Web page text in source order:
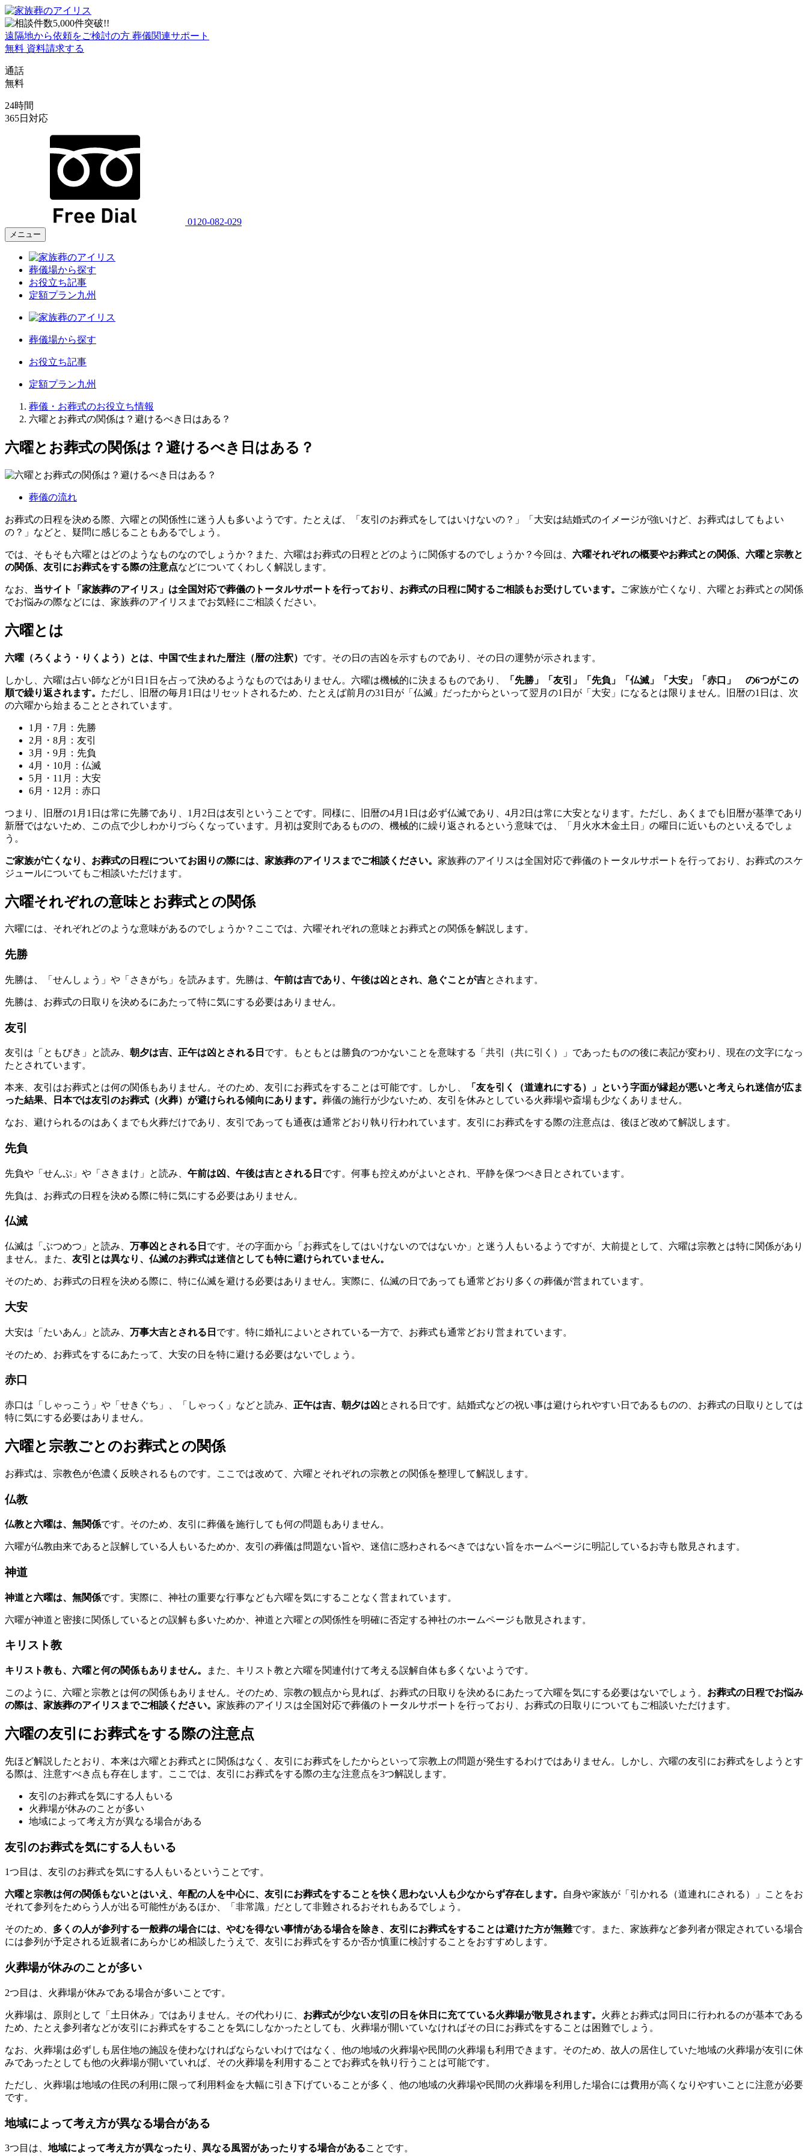
遠隔地から依頼をご検討の方 葬儀関連サポート
無料 資料請求する
通話
無料
24時間
365日対応
0120-082-029
メニュー
葬儀場から探す
お役立ち記事
定額プラン九州
葬儀場から探す
お役立ち記事
定額プラン九州
葬儀・お葬式のお役立ち情報
六曜とお葬式の関係は？避けるべき日はある？
六曜とお葬式の関係は？避けるべき日はある？
葬儀の流れ
お葬式の日程を決める際、六曜との関係性に迷う人も多いようです。たとえば、「友引のお葬式をしてはいけないの？」「大安は結婚式のイメージが強いけど、お葬式はしてもよい
の？」などと、疑問に感じることもあるでしょう。
では、そもそも六曜とはどのようなものなのでしょうか？また、六曜はお葬式の日程とどのように関係するのでしょうか？今回は、 六曜それぞれの概要やお葬式との関係、六曜と宗教と
の関係、友引にお葬式をする際の注意点などについてくわしく解説します。
なお、 当サイト「家族葬のアイリス」は全国対応で葬儀のトータルサポートを行っており、お葬式の日程に関するご相談もお受けしています。
ご家族が亡くなり、六曜とお葬式との関係
でお悩みの際などには、家族葬のアイリスまでお気軽にご相談ください。
六曜とは
六曜（ろくよう・りくよう）とは、中国で生まれた暦注（暦の注釈） です。その日の吉凶を示すものであり、その日の運勢が示されます。
しかし、六曜は占い師などが1日1日を占って決めるようなものではありません。六曜は機械的に決まるものであり、
「先勝」「友引」「先負」「仏滅」「大安」「赤口」 の6つがこの
順で繰り返されます。 ただし、旧暦の毎月1日はリセットされるため、たとえば前月の31日が「仏滅」だったからといって翌月の1日が「大安」になるとは限りません。旧暦の1日は、次
の六曜から始まることとされています。
1月・7月：先勝
2月・8月：友引
3月・9月：先負
4月・10月：仏滅
5月・11月：大安
6月・12月：赤口
つまり、旧暦の1月1日は常に先勝であり、1月2日は友引ということです。同様に、旧暦の4月1日は必ず仏滅であり、4月2日は常に大安となります。ただし、あくまでも旧暦が基準であり
新暦ではないため、この点で少しわかりづらくなっています。月初は変則であるものの、機械的に繰り返されるという意味では、「月火水木金土日」の曜日に近いものといえるでしょ
う。
ご家族が亡くなり、お葬式の日程についてお困りの際には、家族葬のアイリスまでご相談ください。 家族葬のアイリスは全国対応で葬儀のトータルサポートを行っており、お葬式のスケ
ジュールについてもご相談いただけます。
六曜それぞれの意味とお葬式との関係
六曜には、それぞれどのような意味があるのでしょうか？ここでは、六曜それぞれの意味とお葬式との関係を解説します。
先勝
先勝は、「せんしょう」や「さきがち」を読みます。先勝は、 午前は吉であり、午後は凶とされ、急ぐことが吉とされます。
先勝は、お葬式の日取りを決めるにあたって特に気にする必要はありません。
友引
友引は「ともびき」と読み、 朝夕は吉、正午は凶とされる日 です。もともとは勝負のつかないことを意味する「共引（共に引く）」であったものの後に表記が変わり、現在の文字になっ
たとされています。
本来、友引はお葬式とは何の関係もありません。そのため、友引にお葬式をすることは可能です。しかし、
「友を引く（道連れにする）」という字面が縁起が悪いと考えられ迷信が広ま
った結果、日本では友引のお葬式（火葬）が避けられる傾向にあります。 葬儀の施行が少ないため、友引を休みとしている火葬場や斎場も少なくありません。
なお、避けられるのはあくまでも火葬だけであり、友引であっても通夜は通常どおり執り行われています。友引にお葬式をする際の注意点は、後ほど改めて解説します。
先負
先負や「せんぷ」や「さきまけ」と読み、 午前は凶、午後は吉とされる日 です。何事も控えめがよいとされ、平静を保つべき日とされています。
先負は、お葬式の日程を決める際に特に気にする必要はありません。
仏滅
仏滅は「ぶつめつ」と読み、 万事凶とされる日 です。その字面から「お葬式をしてはいけないのではないか」と迷う人もいるようですが、大前提として、六曜は宗教とは特に関係があり
ません。また、 友引とは異なり、仏滅のお葬式は迷信としても特に避けられていません。
そのため、お葬式の日程を決める際に、特に仏滅を避ける必要はありません。実際に、仏滅の日であっても通常どおり多くの葬儀が営まれています。
大安
大安は「たいあん」と読み、 万事大吉とされる日 です。特に婚礼によいとされている一方で、お葬式も通常どおり営まれています。
そのため、お葬式をするにあたって、大安の日を特に避ける必要はないでしょう。
赤口
赤口は「しゃっこう」や「せきぐち」、「しゃっく」などと読み、 正午は吉、朝夕は凶とされる日です。結婚式などの祝い事は避けられやすい日であるものの、お葬式の日取りとしては
特に気にする必要はありません。
六曜と宗教ごとのお葬式との関係
お葬式は、宗教色が色濃く反映されるものです。ここでは改めて、六曜とそれぞれの宗教との関係を整理して解説します。
仏教
仏教と六曜は、無関係です。そのため、友引に葬儀を施行しても何の問題もありません。
六曜が仏教由来であると誤解している人もいるためか、友引の葬儀は問題ない旨や、迷信に惑わされるべきではない旨をホームページに明記しているお寺も散見されます。
神道
神道と六曜は、無関係です。実際に、神社の重要な行事なども六曜を気にすることなく営まれています。
六曜が神道と密接に関係しているとの誤解も多いためか、神道と六曜との関係性を明確に否定する神社のホームページも散見されます。
キリスト教
キリスト教も、六曜と何の関係もありません。 また、キリスト教と六曜を関連付けて考える誤解自体も多くないようです。
このように、六曜と宗教とは何の関係もありません。そのため、宗教の観点から見れば、お葬式の日取りを決めるにあたって六曜を気にする必要はないでしょう。 お葬式の日程でお悩み
の際は、家族葬のアイリスまでご相談ください。 家族葬のアイリスは全国対応で葬儀のトータルサポートを行っており、お葬式の日取りについてもご相談いただけます。
六曜の友引にお葬式をする際の注意点
先ほど解説したとおり、本来は六曜とお葬式とに関係はなく、友引にお葬式をしたからといって宗教上の問題が発生するわけではありません。しかし、六曜の友引にお葬式をしようとす
る際は、注意すべき点も存在します。ここでは、友引にお葬式をする際の主な注意点を3つ解説します。
友引のお葬式を気にする人もいる
火葬場が休みのことが多い
地域によって考え方が異なる場合がある
友引のお葬式を気にする人もいる
1つ目は、友引のお葬式を気にする人もいるということです。
六曜と宗教は何の関係もないとはいえ、年配の人を中心に、友引にお葬式をすることを快く思わない人も少なからず存在します。
自身や家族が「引かれる（道連れにされる）」ことをお
それて参列をためらう人が出る可能性があるほか、「非常識」だとして非難されるおそれもあるでしょう。
そのため、 多くの人が参列する一般葬の場合には、やむを得ない事情がある場合を除き、友引にお葬式をすることは避けた方が無難です。また、家族葬など参列者が限定されている場合
には参列が予定される近親者にあらかじめ相談したうえで、友引にお葬式をするか否か慎重に検討することをおすすめします。
火葬場が休みのことが多い
2つ目は、火葬場が休みである場合が多いことです。
火葬場は、原則として「土日休み」ではありません。その代わりに、 お葬式が少ない友引の日を休日に充てている火葬場が散見されます。 火葬とお葬式は同日に行われるのが基本である
ため、たとえ参列者などが友引にお葬式をすることを気にしなかったとしても、火葬場が開いていなければその日にお葬式をすることは困難でしょう。
なお、火葬場は必ずしも居住地の施設を使わなければならないわけではなく、他の地域の火葬場や民間の火葬場も利用できます。そのため、故人の居住していた地域の火葬場が友引に休
みであったとしても他の火葬場が開いていれば、その火葬場を利用することでお葬式を執り行うことは可能です。
ただし、火葬場は地域の住民の利用に限って利用料金を大幅に引き下げていることが多く、他の地域の火葬場や民間の火葬場を利用した場合には費用が高くなりやすいことに注意が必要
です。
地域によって考え方が異なる場合がある
3つ目は、 地域によって考え方が異なったり、異なる風習があったりする場合があることです。